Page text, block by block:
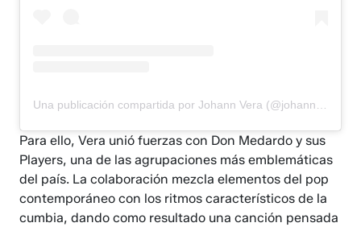
Para ello, Vera unió fuerzas con Don Medardo y sus
Players, una de las agrupaciones más emblemáticas
del país. La colaboración mezcla elementos del pop
contemporáneo con los ritmos característicos de la
cumbia, dando como resultado una canción pensada